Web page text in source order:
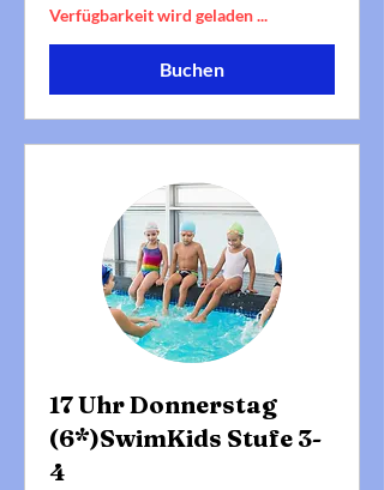
Verfügbarkeit wird geladen ...
Buchen
17 Uhr Donnerstag
(6*)SwimKids Stufe 3-
4